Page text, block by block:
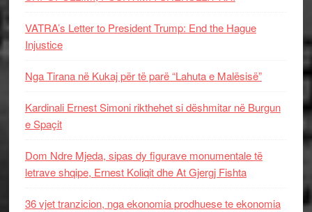
VATRA’s Letter to President Trump: End the Hague
Injustice
Nga Tirana në Kukaj për të parë “Lahuta e Malësisë”
Kardinali Ernest Simoni rikthehet si dëshmitar në Burgun
e Spaçit
Dom Ndre Mjeda, sipas dy figurave monumentale të
letrave shqipe, Ernest Koliqit dhe At Gjergj Fishta
36 vjet tranzicion, nga ekonomia prodhuese te ekonomia